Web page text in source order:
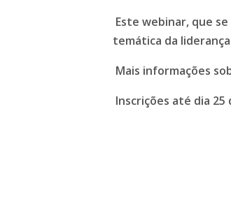
Este webinar, que
temática da
Mais informações
Inscrições até dia